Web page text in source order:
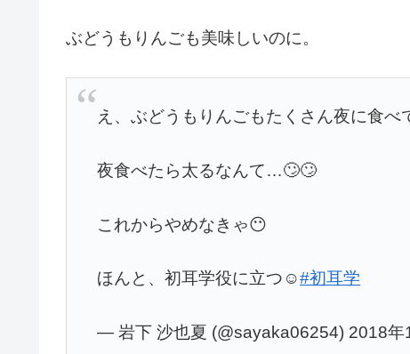
ぶどうもりんごも美味しいのに。
え、ぶどうもりんごもたくさん夜に食べ
夜食べたら太るなんて…🙄🙄
これからやめなきゃ😶
ほんと、初耳学役に立つ☺️#初耳学
— 岩下 沙也夏 (@sayaka06254) 2018年